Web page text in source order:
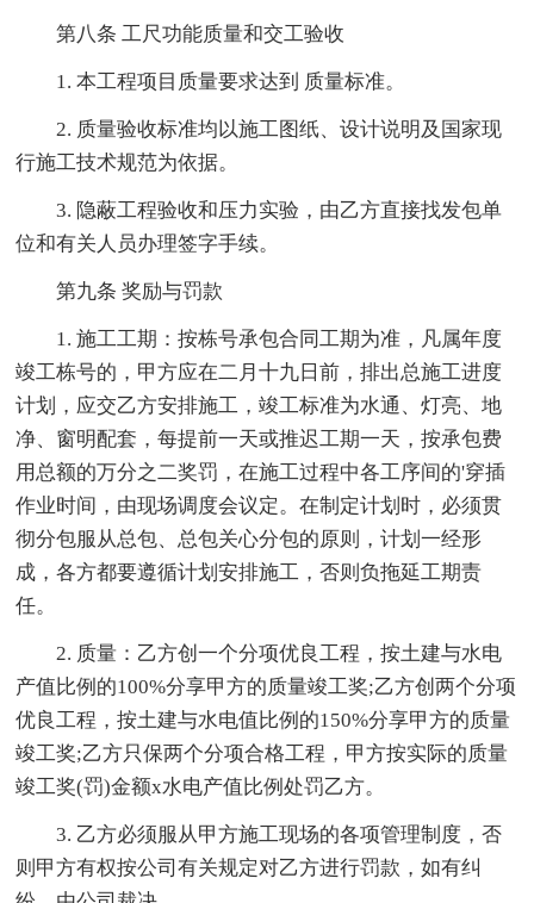
第八条 工尺功能质量和交工验收
1. 本工程项目质量要求达到 质量标准。
2. 质量验收标准均以施工图纸、设计说明及国家现
行施工技术规范为依据。
3. 隐蔽工程验收和压力实验，由乙方直接找发包单
位和有关人员办理签字手续。
第九条 奖励与罚款
1. 施工工期：按栋号承包合同工期为准，凡属年度
竣工栋号的，甲方应在二月十九日前，排出总施工进度
计划，应交乙方安排施工，竣工标准为水通、灯亮、地
净、窗明配套，每提前一天或推迟工期一天，按承包费
用总额的万分之二奖罚，在施工过程中各工序间的'穿插
作业时间，由现场调度会议定。在制定计划时，必须贯
彻分包服从总包、总包关心分包的原则，计划一经形
成，各方都要遵循计划安排施工，否则负拖延工期责
任。
2. 质量：乙方创一个分项优良工程，按土建与水电
产值比例的100%分享甲方的质量竣工奖;乙方创两个分项
优良工程，按土建与水电值比例的150%分享甲方的质量
竣工奖;乙方只保两个分项合格工程，甲方按实际的质量
竣工奖(罚)金额x水电产值比例处罚乙方。
3. 乙方必须服从甲方施工现场的各项管理制度，否
则甲方有权按公司有关规定对乙方进行罚款，如有纠